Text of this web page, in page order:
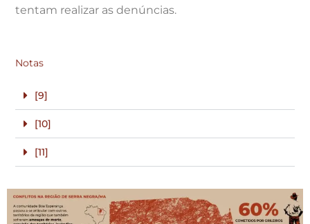
tentam realizar as denúncias.
Notas
[9]
[10]
[11]